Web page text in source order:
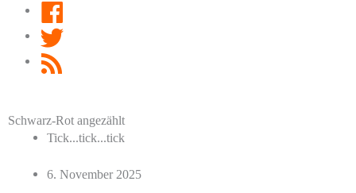
Schwarz-Rot angezählt
Tick...tick...tick
6. November 2025